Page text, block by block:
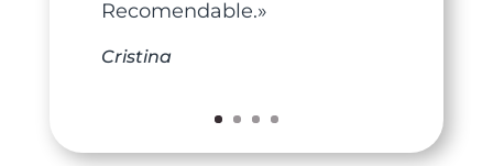
Recomendable.»
​Cristina